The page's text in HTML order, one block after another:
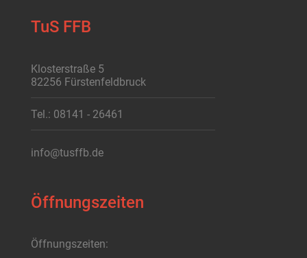
TuS FFB
Klosterstraße 5
82256 Fürstenfeldbruck
Tel.: 08141 - 26461
info@tusffb.de
Öffnungszeiten
Öffnungszeiten: